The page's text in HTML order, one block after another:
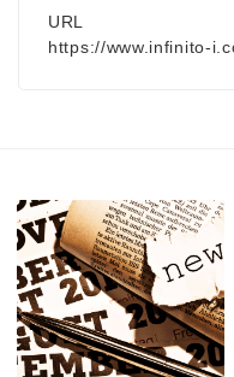
URL
https://www.infinito-